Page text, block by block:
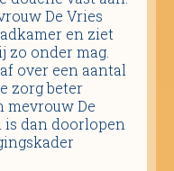
De Vries
en ziet
zo onder mag.
over een aantal
zorg beter
mevrouw De
is dan doorlopen